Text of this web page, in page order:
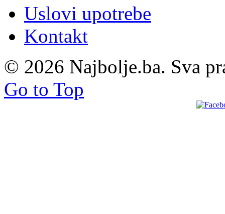
Uslovi upotrebe
Kontakt
© 2026 Najbolje.ba. Sva
Go to Top